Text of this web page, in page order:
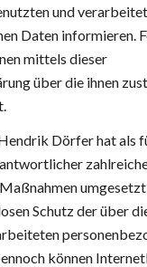
und
Daten informieren.
mittels dieser
über die ihnen
Dörfer hat als
Schutz der über
können